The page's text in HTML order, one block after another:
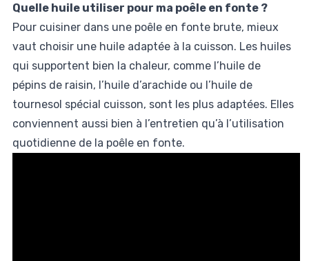
Quelle huile utiliser pour ma poêle en fonte ?
Pour cuisiner dans une poêle en fonte brute, mieux
vaut choisir une huile adaptée à la cuisson. Les huiles
qui supportent bien la chaleur, comme l’huile de
pépins de raisin, l’huile d’arachide ou l’huile de
tournesol spécial cuisson, sont les plus adaptées. Elles
conviennent aussi bien à l’entretien qu’à l’utilisation
quotidienne de la poêle en fonte.